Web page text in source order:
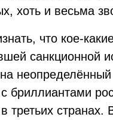
хоть и весьма
что кое-
санкционной
неопределённый
бриллиантами
третьих